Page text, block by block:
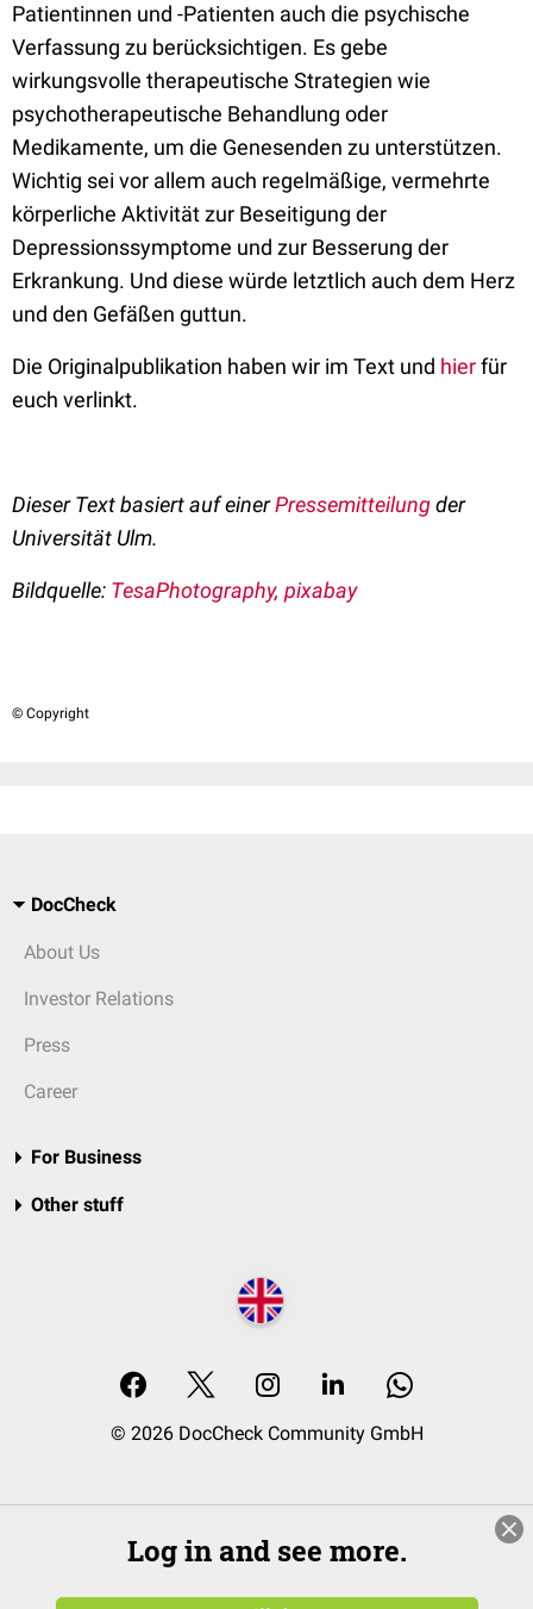
Patientinnen und -Patienten auch die psychische
Verfassung zu berücksichtigen. Es gebe
wirkungsvolle therapeutische Strategien wie
psychotherapeutische Behandlung oder
Medikamente, um die Genesenden zu unterstützen.
Wichtig sei vor allem auch regelmäßige, vermehrte
körperliche Aktivität zur Beseitigung der
Depressionssymptome und zur Besserung der
Erkrankung. Und diese würde letztlich auch dem Herz
und den Gefäßen guttun.
Die Originalpublikation haben wir im Text und hierfür
euch verlinkt.
Dieser Text basiert auf einerPressemitteilungder
Universität Ulm.
Bildquelle: TesaPhotography, pixabay
© Copyright
DocCheck
About Us
Investor Relations
Press
Career
For Business
Other stuff
© 2026 DocCheck Community GmbH
Log in and see more.